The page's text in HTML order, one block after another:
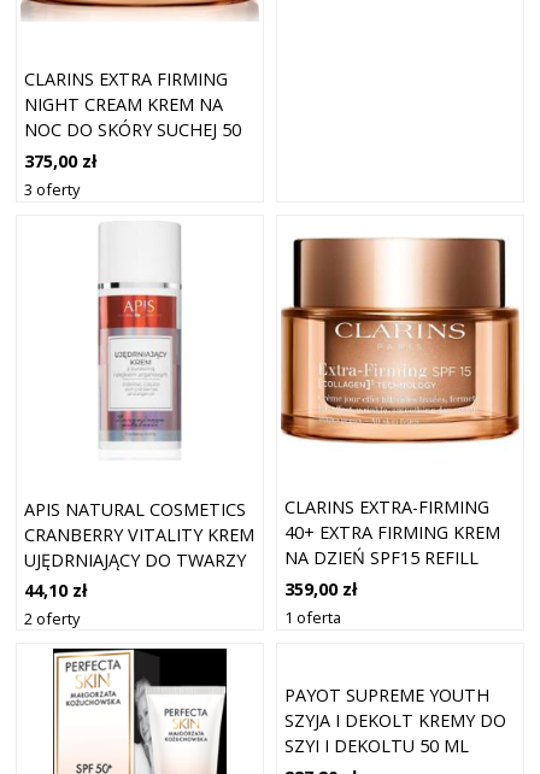
CLARINS EXTRA FIRMING
NIGHT CREAM KREM NA
NOC DO SKÓRY SUCHEJ 50
ML
375,00 zł
3 oferty
APIS NATURAL COSMETICS
CRANBERRY VITALITY KREM
UJĘDRNIAJĄCY DO TWARZY
DO TWARZY, SZYI I
DEKOLTU 100 ML
44,10 zł
2 oferty
CLARINS EXTRA-FIRMING
40+ EXTRA FIRMING KREM
NA DZIEŃ SPF15 REFILL
KREMY
PRZECIWZMARSZCZKOWE
359,00 zł
1 oferta
PAYOT SUPREME YOUTH
SZYJA I DEKOLT KREMY DO
SZYI I DEKOLTU 50 ML